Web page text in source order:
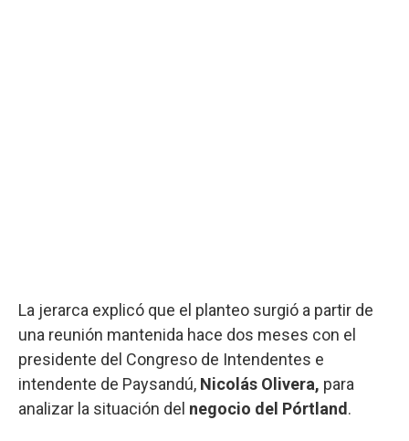
La jerarca explicó que el planteo surgió a partir de
una reunión mantenida hace dos meses con el
presidente del Congreso de Intendentes e
intendente de Paysandú, Nicolás Olivera, para
analizar la situación del negocio del Pórtland .